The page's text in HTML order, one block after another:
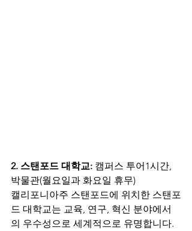
2. 스탠포드 대학교: 캠퍼스 투어1시간,
박물관(월요일과 화요일 휴무)
캘리포니아주 스탠포드에 위치한 스탠포
드 대학교는 교육, 연구, 혁신 분야에서
의 우수성으로 세계적으로 유명합니다.